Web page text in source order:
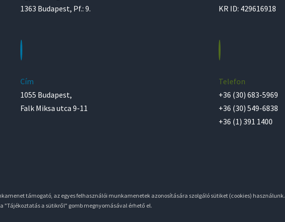
1363 Budapest, Pf.: 9.
Cím
1055 Budapest,
Falk Miksa utca 9-11
KR ID: 429616918
Telefon
+36 (30) 683-5969
+36 (30) 549-6838
+36 (1) 391 1400
támogató, az egyes felhasználói munkamenetek azonosítására szolgáló sütiket (cookies) használunk.
a sütikről" gomb megnyomásával érhető el.